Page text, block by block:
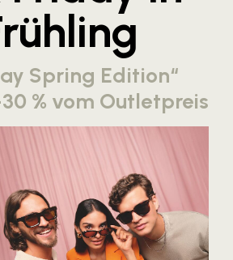
Sonnenschutztechnik
Parndorf und Salzburg
Spring Edition“
% vom Outletpreis